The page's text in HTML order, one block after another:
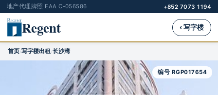
地产代理牌照 EAA C-056586 +852 7073 1194
Regent ‹ 写字楼
首页›写字楼出租›长沙湾
编号 RGP017654